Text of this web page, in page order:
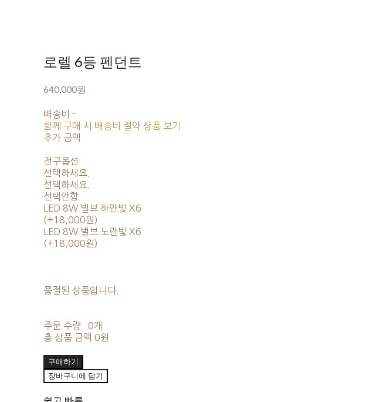
로렐 6등 펜던트
640,000원
배송비 -
함께 구매 시 배송비 절약 상품 보기
추가 금액
전구옵션
선택하세요.
선택하세요.
선택안함
LED 8W 벌브 하얀빛 X6
(+18,000원)
LED 8W 벌브 노란빛 X6
(+18,000원)
품절된 상품입니다.
주문 수량
0개
총 상품 금액 0원
구매하기
장바구니에 담기